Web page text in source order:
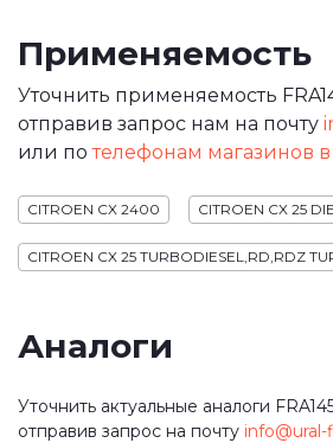
Применяемость
Уточнить применяемость
отправив запрос нам на почту
или потелефонам магазинов в
CITROEN CX 2400 CITROEN CX 25
CITROEN CX 25 TURBODIESEL,RD,RDZ
Аналоги
Уточнить актуальные аналоги
отправив запрос на почту